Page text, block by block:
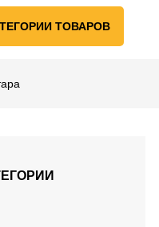
ТОВАРОВ
пчёл